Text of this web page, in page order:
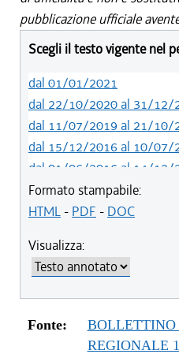
pubblicazione ufficiale
Scegli il testo vigente nel
dal 01/01/2021
dal 22/10/2020 al 31/12/
dal 11/07/2019 al 21/10/
dal 15/12/2016 al 10/07/
dal 01/06/2016 al 14/12/
dal 26/02/2016 al 31/05/
dal 01/07/2015 al 25/02/
dal 20/11/2014 al 06/01/
dal 11/04/2014 al 19/11/
dal 12/12/2013 al 10/04/
dal 16/11/2013 al 11/12/
dal 01/08/2013 al 15/11/
Formato stampabile:
HTML- PDF - DOC
Visualizza:
Fonte:
REGIONALE